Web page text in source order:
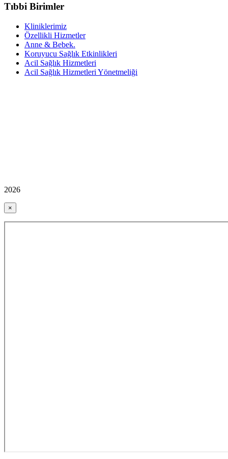
Tıbbi Birimler
Kliniklerimiz
Özellikli Hizmetler
Anne & Bebek.
Koruyucu Sağlık Etkinlikleri
Acil Sağlık Hizmetleri
Acil Sağlık Hizmetleri Yönetmeliği
2026
×